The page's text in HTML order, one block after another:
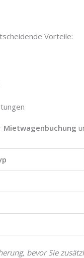
Vorteile:
Mietwagenbuchung
bevor Sie